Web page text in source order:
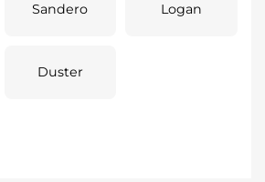
Sandero Logan
Duster